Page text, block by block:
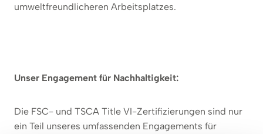
umweltfreundlicheren Arbeitsplatzes.
Unser Engagement für Nachhaltigkeit:
Die FSC- und TSCA Title VI-Zertifizierungen sind nur
ein Teil unseres umfassenden Engagements für